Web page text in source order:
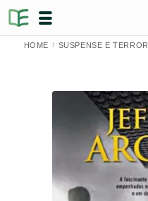
HOME SUSPENSE E TERROR